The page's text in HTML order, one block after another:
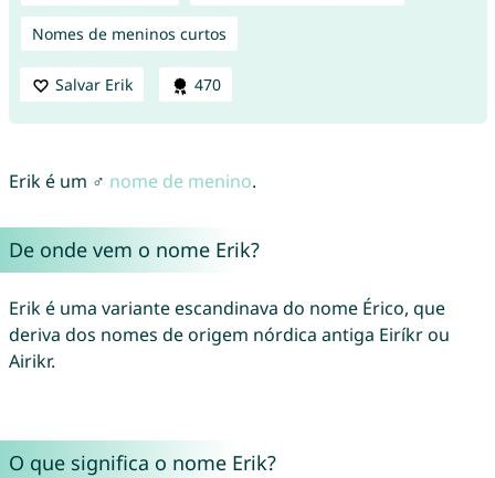
Nomes de meninos curtos
Salvar Erik 470
Erik é um ♂ nome de menino.
De onde vem o nome Erik?
Erik é uma variante escandinava do nome Érico, que
deriva dos nomes de origem nórdica antiga Eiríkr ou
Airikr.
O que significa o nome Erik?